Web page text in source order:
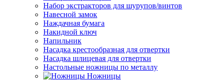
Набор экстракторов для шурупов/винтов
Навесной замок
Наждачная бумага
Накидной ключ
Напильник
Насадка крестообразная для отвертки
Насадка шлицевая для отвертки
Настольные ножницы по металлу
Ножницы